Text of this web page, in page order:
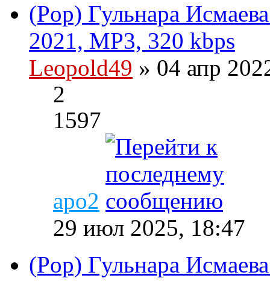
(Pop) Гульнара
2021, MP3, 320 kbps
Leopold49 » 04 апр
2
1597
apo2
29 июл 2025, 18:47
(Pop) Гульнара